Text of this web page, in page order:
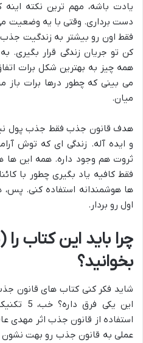
یادت باشه، مهم ترین نکته
دست برداری. وقتی با یه وضعیت
فقط اون رو بیشتر به زندگیت
کن تو جریان زندگی قرار بگیری.
همه چیز به بهترین شکل برات
می بینی که چطور درها برات
میان.
هدف قانون جذب فقط جذب پول
و ایده آله. زندگی ای که توش
ثروت هم وجود داره. همه این ها
فقط کافیه یاد بگیری چطور با
ها هوشمندانه استفاده کنی.
اول رو بردار.
چرا باید این کتاب
بخوانید؟
شاید فکر کنی کتاب های قانون
این یکی
استفاده از قانون جذب اثر مهدی
عملی به قانون جذب رو بهت نشون